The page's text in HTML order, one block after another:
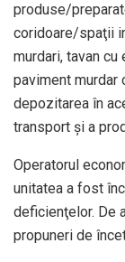
produse/
coridoare/spaţii
murdari, tavan
paviment murdar
depozitarea în
transport şi a
Operatorul
unitatea a fost
deficienţelor. De
propuneri de